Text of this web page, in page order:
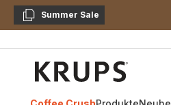
KopierenSummer Sale